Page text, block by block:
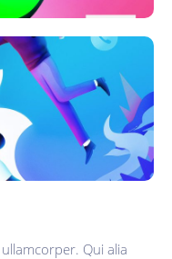
Qui alia